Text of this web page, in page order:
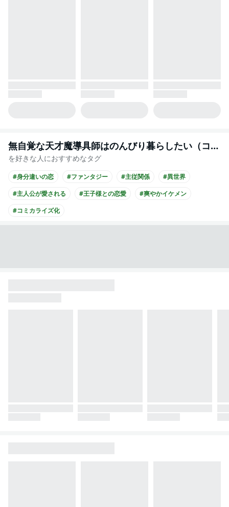
無自覚な天才魔導具師はのんびり暮らしたい（コミック）
を好きな人におすすめなタグ
#身分違いの恋 #ファンタジー #主従関係
#異世界
#主人公が愛される
#王子様との恋愛
#爽やかイケメン
#コミカライズ化